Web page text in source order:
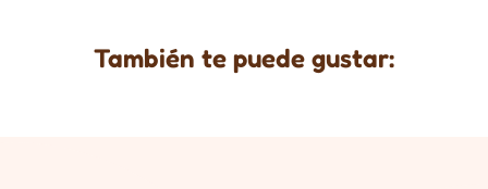
También te puede gustar: